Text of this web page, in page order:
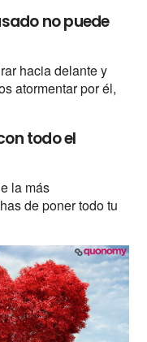
no puede
hacia delante y
atormentar por él,
todo el
la más
de poner todo tu